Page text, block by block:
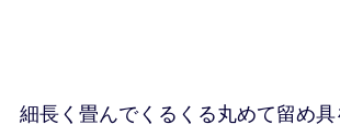
細長く畳んでくるくる丸めて留め具